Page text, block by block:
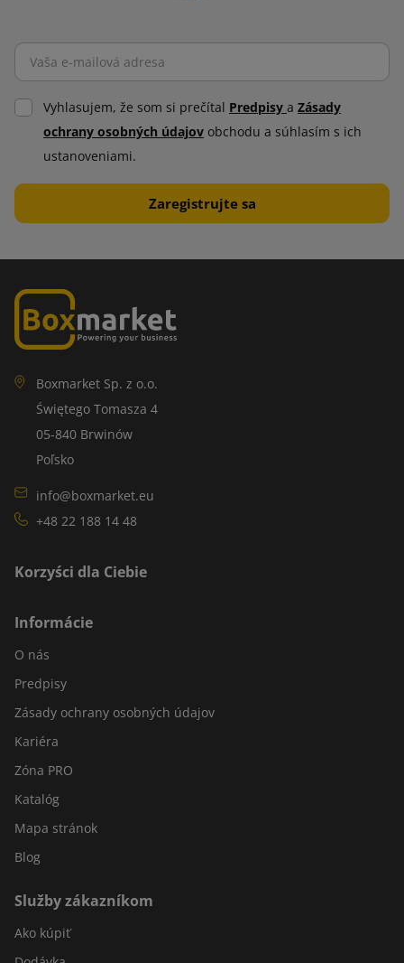
Vyhlasujem, že som si prečítal Predpisy a Zásady
ochrany osobných údajov obchodu a súhlasím s ich
ustanoveniami.
Boxmarket Sp. z o.o.
Świętego Tomasza 4
05-840 Brwinów
Poľsko
info@boxmarket.eu
+48 22 188 14 48
Korzyści dla Ciebie
Informácie
O nás
Predpisy
Zásady ochrany osobných údajov
Kariéra
Zóna PRO
Katalóg
Mapa stránok
Blog
Služby zákazníkom
Ako kúpiť